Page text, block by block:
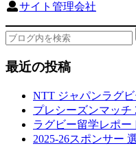
サイト管理会社
最近の投稿
NTT ジャパンラグ
プレシーズンマッチ
ラグビー留学レポー
2025-26スポンサー